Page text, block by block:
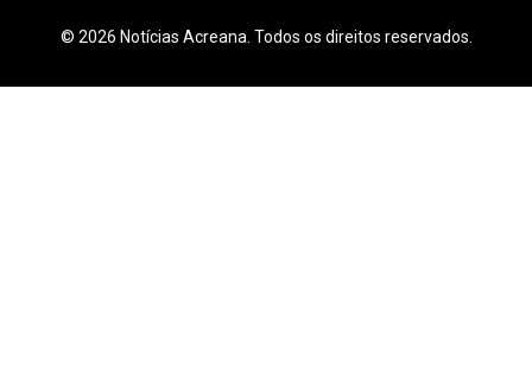
© 2026 Notícias Acreana. Todos os direitos reservados.